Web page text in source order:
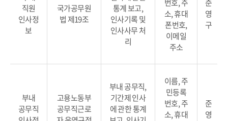
직원
인사정
보
국가공무원
법 제19조
통계 보고,
인사기록 및
인사사무 처
리
번호, 주
소, 휴대
폰번호,
이메일
주소
준
영
구
부내
공무직
고용노동부
공무직근로
부내 공무직,
기간제 인사
에 관한 통계
이름, 주
민등록
번호, 주
소, 휴대
준
영